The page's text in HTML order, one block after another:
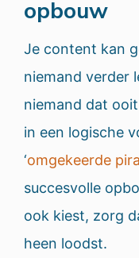
opbouw
Je content kan
niemand verder
niemand dat
in een logische
‘omgekeerde
succesvolle
ook kiest, zorg
heen loodst.